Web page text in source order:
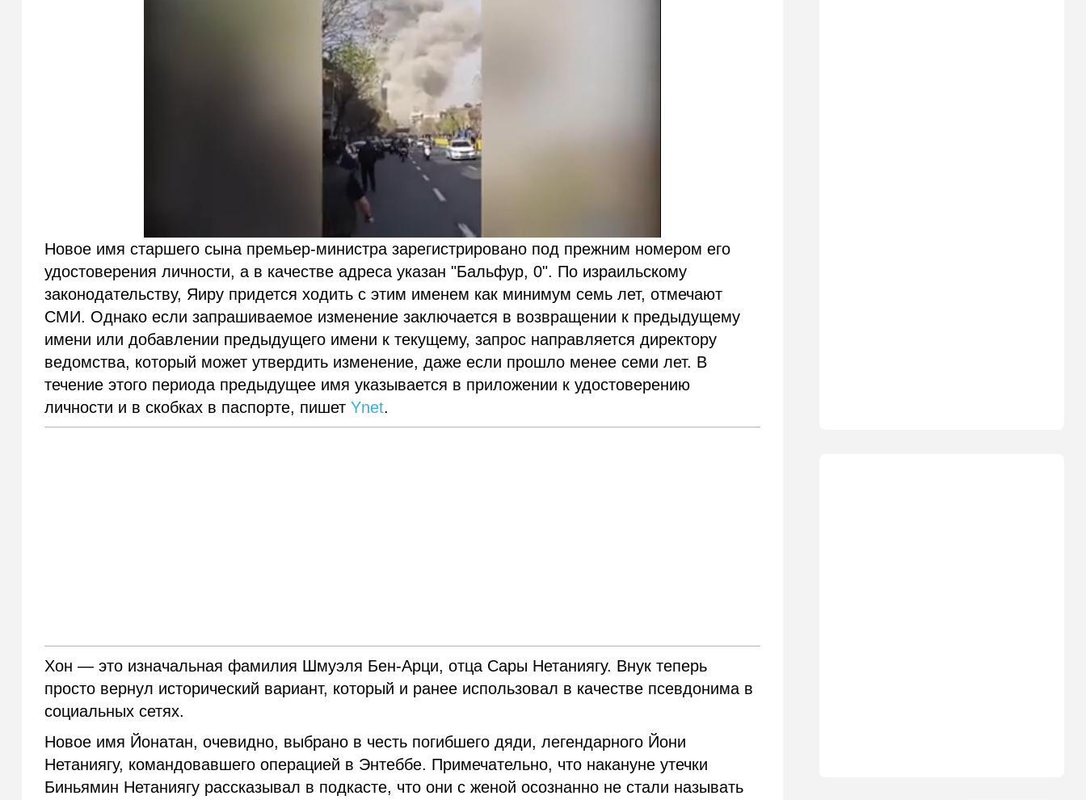
Новое имя старшего сына премьер-министра зарегистрировано под прежним номером его
удостоверения личности, а в качестве адреса указан "Бальфур, 0". По израильскому
законодательству, Яиру придется ходить с этим именем как минимум семь лет, отмечают
СМИ. Однако если запрашиваемое изменение заключается в возвращении к предыдущему
имени или добавлении предыдущего имени к текущему, запрос направляется директору
ведомства, который может утвердить изменение, даже если прошло менее семи лет. В
течение этого периода предыдущее имя указывается в приложении к удостоверению
личности и в скобках в паспорте, пишетYnet.
Хон — это изначальная фамилия Шмуэля Бен-Арци, отца Сары Нетаниягу. Внук теперь
просто вернул исторический вариант, который и ранее использовал в качестве псевдонима в
социальных сетях.
Новое имя Йонатан, очевидно, выбрано в честь погибшего дяди, легендарного Йони
Нетаниягу, командовавшего операцией в Энтеббе. Примечательно, что накануне утечки
Биньямин Нетаниягу рассказывал в подкасте, что они с женой осознанно не стали называть